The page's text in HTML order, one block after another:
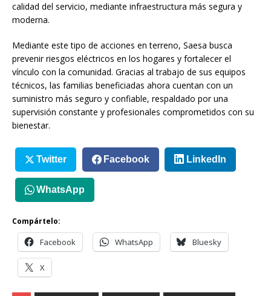
calidad del servicio, mediante infraestructura más segura y
moderna.
Mediante este tipo de acciones en terreno, Saesa busca
prevenir riesgos eléctricos en los hogares y fortalecer el
vínculo con la comunidad. Gracias al trabajo de sus equipos
técnicos, las familias beneficiadas ahora cuentan con un
suministro más seguro y confiable, respaldado por una
supervisión constante y profesionales comprometidos con su
bienestar.
Twitter Facebook LinkedIn
WhatsApp
Compártelo:
Facebook WhatsApp Bluesky
X